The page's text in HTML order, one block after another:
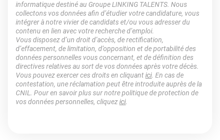
informatique destiné au Groupe LINKING TALENTS. Nous
collectons vos données afin d’étudier votre candidature, vous
intégrer à notre vivier de candidats et/ou vous adresser du
contenu en lien avec votre recherche d’emploi.
Vous disposez d’un droit d’accès, de rectification,
d’effacement, de limitation, d’opposition et de portabilité des
données personnelles vous concernant, et de définition des
directives relatives au sort de vos données après votre décès.
Vous pouvez exercer ces droits en cliquantici. En cas de
contestation, une réclamation peut être introduite auprès de la
CNIL. Pour en savoir plus sur notre politique de protection de
vos données personnelles, cliquezici.